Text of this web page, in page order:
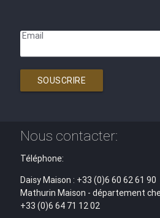
Email
SOUSCRIRE
Nous contacter:
Téléphone:
Daisy Maison : +33 (0)6 60 62 61 90
Mathurin Maison - département
+33 (0)6 64 71 12 02